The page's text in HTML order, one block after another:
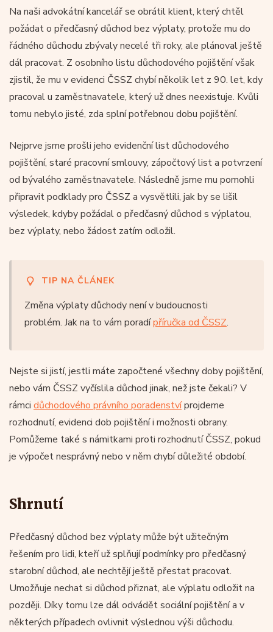
Na naši advokátní kancelář se obrátil klient, který chtěl
požádat o předčasný důchod bez výplaty, protože mu do
řádného důchodu zbývaly necelé tři roky, ale plánoval ještě
dál pracovat. Z osobního listu důchodového pojištění však
zjistil, že mu v evidenci ČSSZ chybí několik let z 90. let, kdy
pracoval u zaměstnavatele, který už dnes neexistuje. Kvůli
tomu nebylo jisté, zda splní potřebnou dobu pojištění.
Nejprve jsme prošli jeho evidenční list důchodového
pojištění, staré pracovní smlouvy, zápočtový list a potvrzení
od bývalého zaměstnavatele. Následně jsme mu pomohli
připravit podklady pro ČSSZ a vysvětlili, jak by se lišil
výsledek, kdyby požádal o předčasný důchod s výplatou,
bez výplaty, nebo žádost zatím odložil.
TIP NA ČLÁNEK
Změna výplaty důchody není v budoucnosti
problém. Jak na to vám poradípříručka od ČSSZ.
Nejste si jistí, jestli máte započtené všechny doby pojištění,
nebo vám ČSSZ vyčíslila důchod jinak, než jste čekali? V
rámci důchodového právního poradenstvíprojdeme
rozhodnutí, evidenci dob pojištění i možnosti obrany.
Pomůžeme také s námitkami proti rozhodnutí ČSSZ, pokud
je výpočet nesprávný nebo v něm chybí důležité období.
Shrnutí
Předčasný důchod bez výplaty může být užitečným
řešením pro lidi, kteří už splňují podmínky pro předčasný
starobní důchod, ale nechtějí ještě přestat pracovat.
Umožňuje nechat si důchod přiznat, ale výplatu odložit na
později. Díky tomu lze dál odvádět sociální pojištění a v
některých případech ovlivnit výslednou výši důchodu.